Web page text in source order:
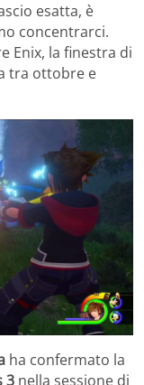
esatta, è
concentrarci.
Enix, la finestra di
tra ottobre e
ha confermato la
3 nella sessione di